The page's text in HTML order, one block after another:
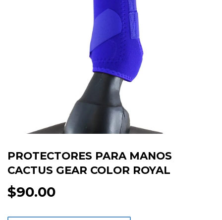
PROTECTORES PARA MANOS
CACTUS GEAR COLOR ROYAL
$90.00